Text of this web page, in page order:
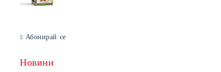
Абонирай се
Новини